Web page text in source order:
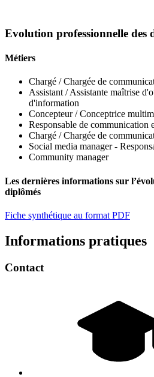
Evolution professionnelle des
Métiers
Chargé / Chargée de
Assistant / Assistante maîtrise
d'information
Concepteur / Conceptrice
Responsable de communication
Chargé / Chargée de
Social media manager -
Community manager
Les dernières informations sur
diplômés
Fiche synthétique au format PDF
Informations pratiques
Contact